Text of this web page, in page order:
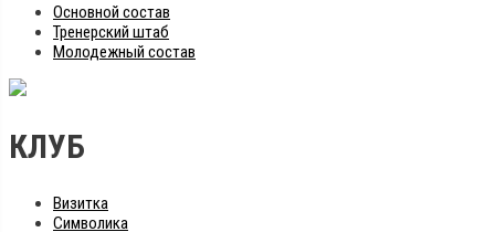
Основной состав
Тренерский штаб
Молодежный состав
КЛУБ
Визитка
Символика